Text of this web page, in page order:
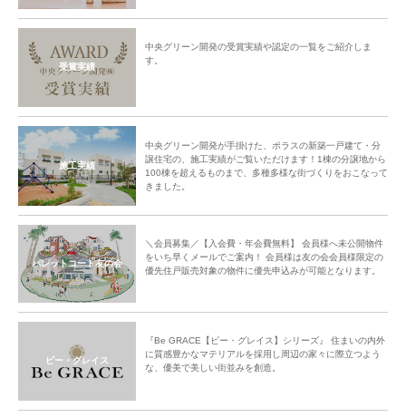
受賞実績
中央グリーン開発の受賞実績や認定の一覧をご紹介しま
す。
施工実績
中央グリーン開発が手掛けた、ポラスの新築一戸建て・分
譲住宅の、施工実績がご覧いただけます！1棟の分譲地から
100棟を超えるものまで、多種多様な街づくりをおこなって
きました。
パレットコート友の会
＼会員募集／【入会費・年会費無料】 会員様へ未公開物件
をいち早くメールでご案内！ 会員様は友の会会員様限定の
優先住戸販売対象の物件に優先申込みが可能となります。
ビー・グレイス
『Be GRACE【ビー・グレイス】シリーズ』 住まいの内外
に質感豊かなマテリアルを採用し周辺の家々に際立つよう
な、優美で美しい街並みを創造。